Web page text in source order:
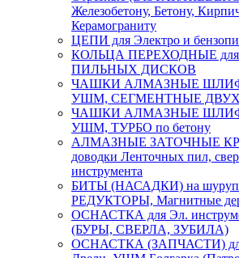
Железобетону, Бетону,
Керамограниту
ЦЕПИ для Электро и
КОЛЬЦА ПЕРЕХОДНЫЕ
ПИЛЬНЫХ ДИСКОВ
ЧАШКИ АЛМАЗНЫЕ
УШМ, СЕГМЕНТНЫЕ
ЧАШКИ АЛМАЗНЫЕ
УШМ, ТУРБО по бетону
АЛМАЗНЫЕ ЗАТОЧНЫЕ
доводки Ленточных пил,
инструмента
БИТЫ (НАСАДКИ) на
РЕДУКТОРЫ, Магнитные
ОСНАСТКА для Эл.
(БУРЫ, СВЕРЛА, ЗУБИЛА)
ОСНАСТКА (ЗАПЧАСТИ) для